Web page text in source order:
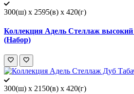
300(ш) x 2595(в) x 420(г)
Коллекция Адель Стеллаж
(Набор)
300(ш) x 2150(в) x 420(г)